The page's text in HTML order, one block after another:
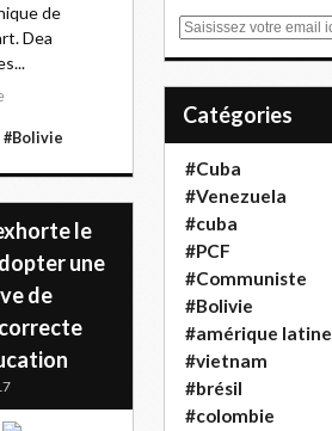
de
Dea
#Bolivie
le
une
de
E
Catégories
#Cuba
#Venezuela
#cuba
#PCF
#Communiste
#Bolivie
#amérique latine
#vietnam
#brésil
#colombie